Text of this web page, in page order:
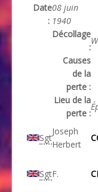
Date
:
08 juin
1940
Décollage
:
Causes
de la
perte :
Lieu de la
perte :
Sgt
Joseph
Herbert
SgtF.